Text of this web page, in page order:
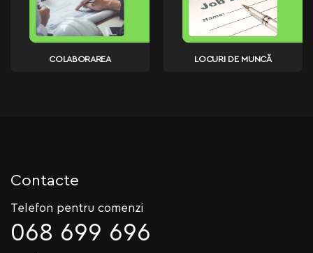
COLABORAREA LOCURI DE MUNCĂ
Contacte
Telefon pentru comenzi
068 699 696